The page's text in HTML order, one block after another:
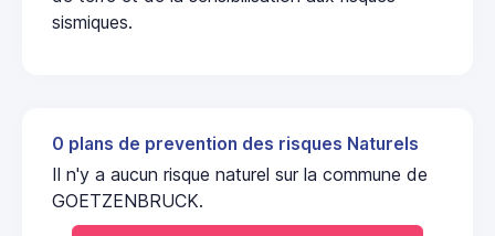
sismiques.
0 plans de prevention des risques Naturels
Il n'y a aucun risque naturel sur la commune de
GOETZENBRUCK.